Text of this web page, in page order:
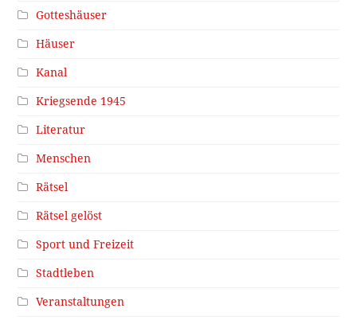
Gotteshäuser
Häuser
Kanal
Kriegsende 1945
Literatur
Menschen
Rätsel
Rätsel gelöst
Sport und Freizeit
Stadtleben
Veranstaltungen